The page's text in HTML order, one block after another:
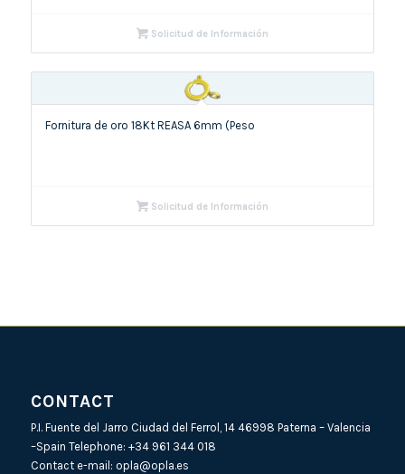
Solicitud de Información
Fornitura de oro 18Kt REASA 6mm (Peso
Solicitud de Información
CONTACT
P.I. Fuente del Jarro Ciudad del Ferrol, 14 46998 Paterna – Valencia
–Spain Telephone: +34 961 344 018
Contact e-mail: opla@opla.es